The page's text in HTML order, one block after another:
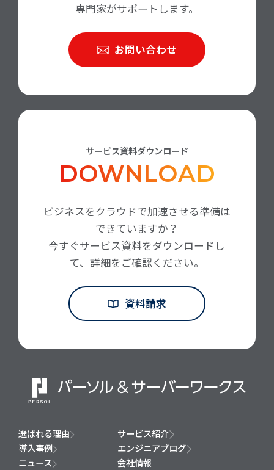
専門家がサポートします。
お問い合わせ
サービス資料ダウンロード
DOWNLOAD
ビジネスをクラウドで加速させる準備は
できていますか？
今すぐサービス資料をダウンロードし
て、詳細をご確認ください。
資料請求
選ばれる理由
サービス紹介
導入事例
エンジニアブログ
ニュース
会社情報